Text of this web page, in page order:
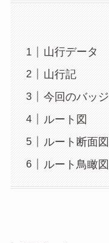
山行データ
山行記
今回のバッジ
ルート図
ルート断面図
ルート鳥瞰図